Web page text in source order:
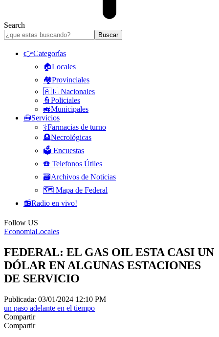
Search
👉Categorías
🏠Locales
🏘️Provinciales
🇦🇷 Nacionales
👮Policiales
🚜Municipales
🧰Servicios
⚕️Farmacias de turno
🪦Necrológicas
🗳️ Encuestas
☎️ Telefonos Útiles
🗃️Archivos de Noticias
🗺️ Mapa de Federal
📻Radio en vivo!
Follow US
EconomiaLocales
FEDERAL: EL GAS OIL ESTA CASI UN
DÓLAR EN ALGUNAS ESTACIONES
DE SERVICIO
Publicada: 03/01/2024 12:10 PM
un paso adelante en el tiempo
Compartir
Compartir